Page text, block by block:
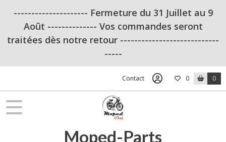
--------------------- Fermeture du 31 Juillet au 9
Août -------------- Vos commandes seront
traitées dès notre retour ----------------------------
-----
Contact 0 0
Moped-Parts